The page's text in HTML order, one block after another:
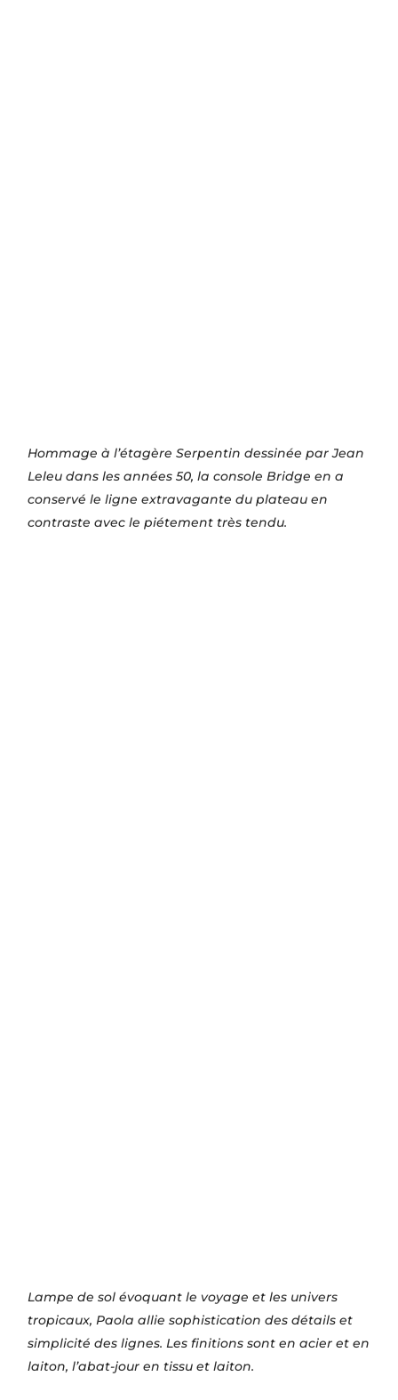
Hommage à l’étagère Serpentin dessinée par Jean
Leleu dans les années 50, la console Bridge en a
conservé le ligne extravagante du plateau en
contraste avec le piétement très tendu.
Lampe de sol évoquant le voyage et les univers
tropicaux, Paola allie sophistication des détails et
simplicité des lignes. Les finitions sont en acier et en
laiton, l’abat-jour en tissu et laiton.